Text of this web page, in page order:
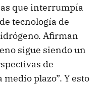
que interrumpía
tecnología de
Afirman
sigue siendo un
de
plazo”. Y esto